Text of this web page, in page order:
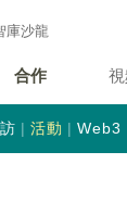
庫沙龍
合作
活動 Web3